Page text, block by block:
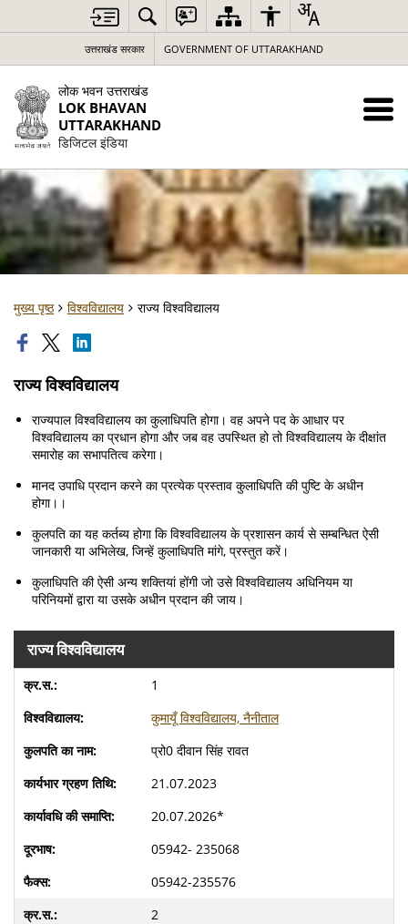
उत्तराखंड सरकार GOVERNMENT OF UTTARAKHAND
लोक भवन उत्तराखंड
LOK BHAVAN
UTTARAKHAND
डिजिटल इंडिया
मुख्य पृष्ठ विश्वविद्यालय राज्य विश्वविद्यालय
राज्य विश्वविद्यालय
राज्यपाल विश्वविद्यालय का कुलाधिपति होगा। वह अपने पद के आधार पर
विश्वविद्यालय का प्रधान होगा और जब वह उपस्थित हो तो विश्वविद्यालय के दीक्षांत
समारोह का सभापतित्व करेगा।
मानद उपाधि प्रदान करने का प्रत्येक प्रस्ताव कुलाधिपति की पुष्टि के अधीन
होगा।।
कुलपति का यह कर्तब्य होगा कि विश्वविद्यालय के प्रशासन कार्य से सम्बन्धित ऐसी
जानकारी या अभिलेख, जिन्हें कुलाधिपति मांगे, प्रस्तुत करें।
कुलाधिपति की ऐसी अन्य शक्तियां होंगी जो उसे विश्वविद्यालय अधिनियम या
परिनियमों द्वारा या उसके अधीन प्रदान की जाय।
राज्य विश्वविद्यालय
1
कुमायूँ विश्वविद्यालय, नैनीताल
प्रो0 दीवान सिंह रावत
21.07.2023
20.07.2026*
05942- 235068
05942-235576
2